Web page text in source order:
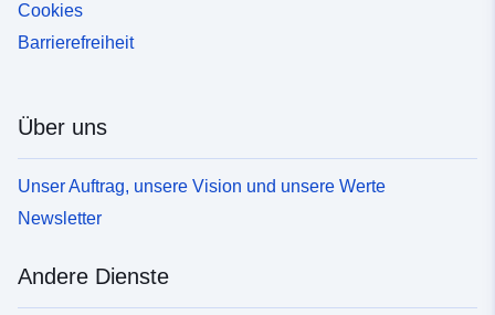
Cookies
Barrierefreiheit
Über uns
Unser Auftrag, unsere Vision und unsere Werte
Newsletter
Andere Dienste